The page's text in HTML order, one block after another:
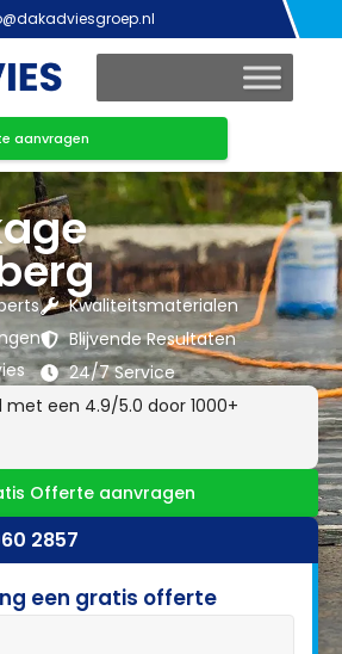
aanvragen
Kwaliteitsmaterialen
Blijvende Resultaten
24/7 Service
met een 4.9/5.0 door 1000+
Offerte aanvragen
2857
een gratis offerte